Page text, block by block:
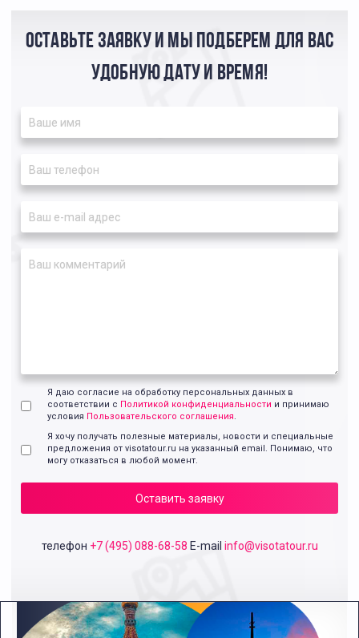
ОСТАВЬТЕ ЗАЯВКУ И МЫ ПОДБЕРЕМ ДЛЯ ВАС
УДОБНУЮ ДАТУ И ВРЕМЯ!
Я даю согласие на обработку персональных данных в
соответствии с Политикой конфиденциальности и принимаю
условия Пользовательского соглашения.
Я хочу получать полезные материалы, новости и специальные
предложения от visotatour.ru на указанный email. Понимаю, что
могу отказаться в любой момент.
Оставить заявку
телефон +7 (495) 088-68-58 E-mail info@visotatour.ru